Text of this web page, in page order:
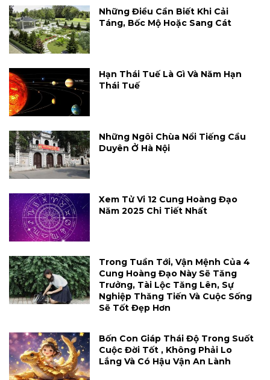
Những Điều Cần Biết Khi Cải
Táng, Bốc Mộ Hoặc Sang Cát
Hạn Thái Tuế Là Gì Và Năm Hạn
Thái Tuế
Những Ngôi Chùa Nổi Tiếng Cầu
Duyên Ở Hà Nội
Xem Tử Vi 12 Cung Hoàng Đạo
Năm 2025 Chi Tiết Nhất
Trong Tuần Tới, Vận Mệnh Của 4
Cung Hoàng Đạo Này Sẽ Tăng
Trưởng, Tài Lộc Tăng Lên, Sự
Nghiệp Thăng Tiến Và Cuộc Sống
Sẽ Tốt Đẹp Hơn
Bốn Con Giáp Thái Độ Trong Suốt
Cuộc Đời Tốt , Không Phải Lo
Lắng Và Có Hậu Vận An Lành